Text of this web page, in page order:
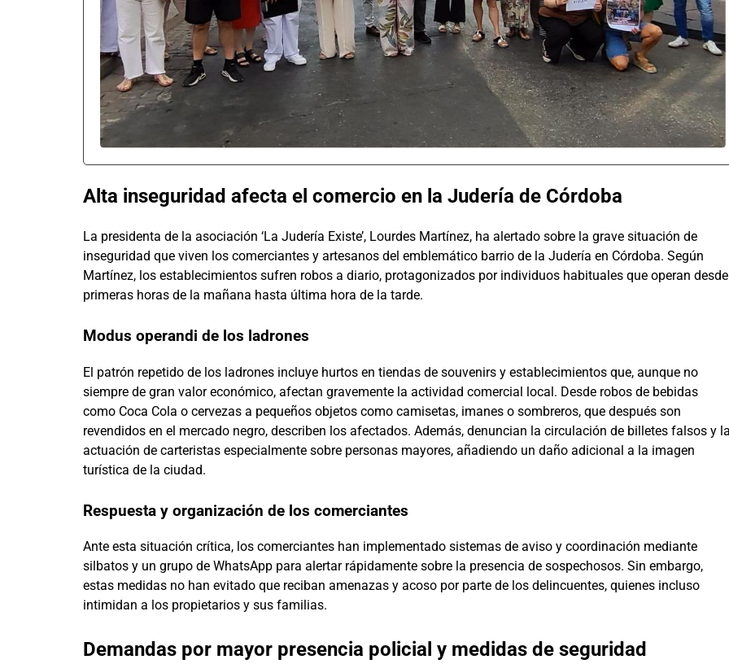
Alta inseguridad afecta el comercio en la Judería de Córdoba
La presidenta de la asociación ‘La Judería Existe’, Lourdes Martínez, ha alertado sobre la grave situación de
inseguridad que viven los comerciantes y artesanos del emblemático barrio de la Judería en Córdoba. Según
Martínez, los establecimientos sufren robos a diario, protagonizados por individuos habituales que operan desde
primeras horas de la mañana hasta última hora de la tarde.
Modus operandi de los ladrones
El patrón repetido de los ladrones incluye hurtos en tiendas de souvenirs y establecimientos que, aunque no
siempre de gran valor económico, afectan gravemente la actividad comercial local. Desde robos de bebidas
como Coca Cola o cervezas a pequeños objetos como camisetas, imanes o sombreros, que después son
revendidos en el mercado negro, describen los afectados. Además, denuncian la circulación de billetes falsos y la
actuación de carteristas especialmente sobre personas mayores, añadiendo un daño adicional a la imagen
turística de la ciudad.
Respuesta y organización de los comerciantes
Ante esta situación crítica, los comerciantes han implementado sistemas de aviso y coordinación mediante
silbatos y un grupo de WhatsApp para alertar rápidamente sobre la presencia de sospechosos. Sin embargo,
estas medidas no han evitado que reciban amenazas y acoso por parte de los delincuentes, quienes incluso
intimidan a los propietarios y sus familias.
Demandas por mayor presencia policial y medidas de seguridad